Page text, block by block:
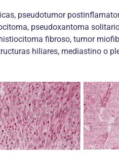
pseudotumor
pseudoxantoma
fibroso, tumor
hiliares, mediastino o